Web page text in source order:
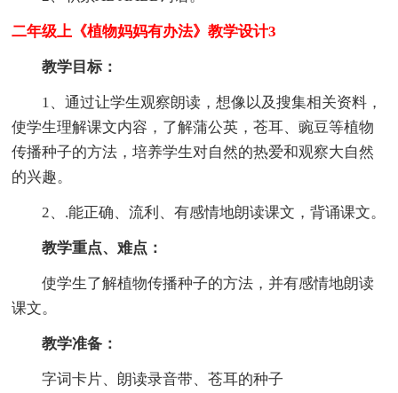
二年级上《植物妈妈有办法》教学设计3
教学目标：
1、通过让学生观察朗读，想像以及搜集相关资料，
使学生理解课文内容，了解蒲公英，苍耳、豌豆等植物
传播种子的方法，培养学生对自然的热爱和观察大自然
的兴趣。
2、.能正确、流利、有感情地朗读课文，背诵课文。
教学重点、难点：
使学生了解植物传播种子的方法，并有感情地朗读
课文。
教学准备：
字词卡片、朗读录音带、苍耳的种子